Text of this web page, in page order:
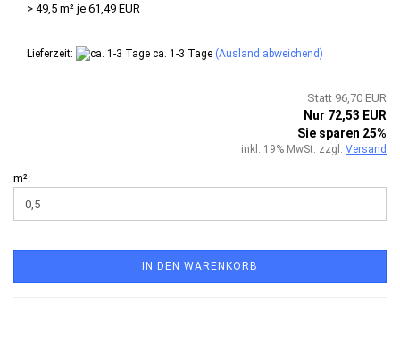
> 49,5 m² je 61,49 EUR
Lieferzeit: ca. 1-3 Tage (Ausland abweichend)
Statt 96,70 EUR
Nur 72,53 EUR
Sie sparen 25%
inkl. 19% MwSt. zzgl. Versand
m²:
IN DEN WARENKORB